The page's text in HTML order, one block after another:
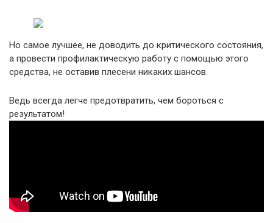
Но самое лучшее, не доводить до критического состояния,
а провести профилактическую работу с помощью этого
средства, не оставив плесени никаких шансов.
Ведь всегда легче предотвратить, чем бороться с
результатом!